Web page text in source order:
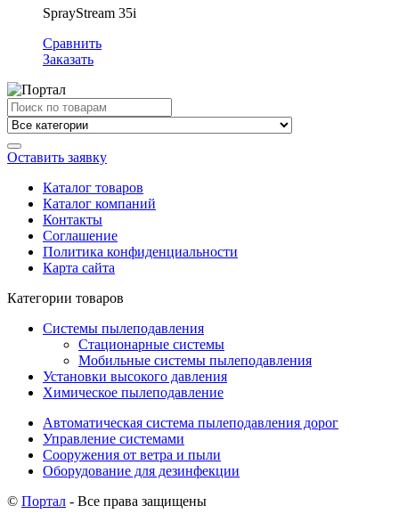
SprayStream 35i
Сравнить
Заказать
Search
for:
Оставить заявку
Каталог товаров
Каталог компаний
Контакты
Соглашение
Политика конфиденциальности
Карта сайта
Категории товаров
Системы пылеподавления
Стационарные системы
Мобильные системы пылеподавления
Установки высокого давления
Химическое пылеподавление
Автоматическая система пылеподавления дорог
Управление системами
Сооружения от ветра и пыли
Оборудование для дезинфекции
© Портал - Все права защищены